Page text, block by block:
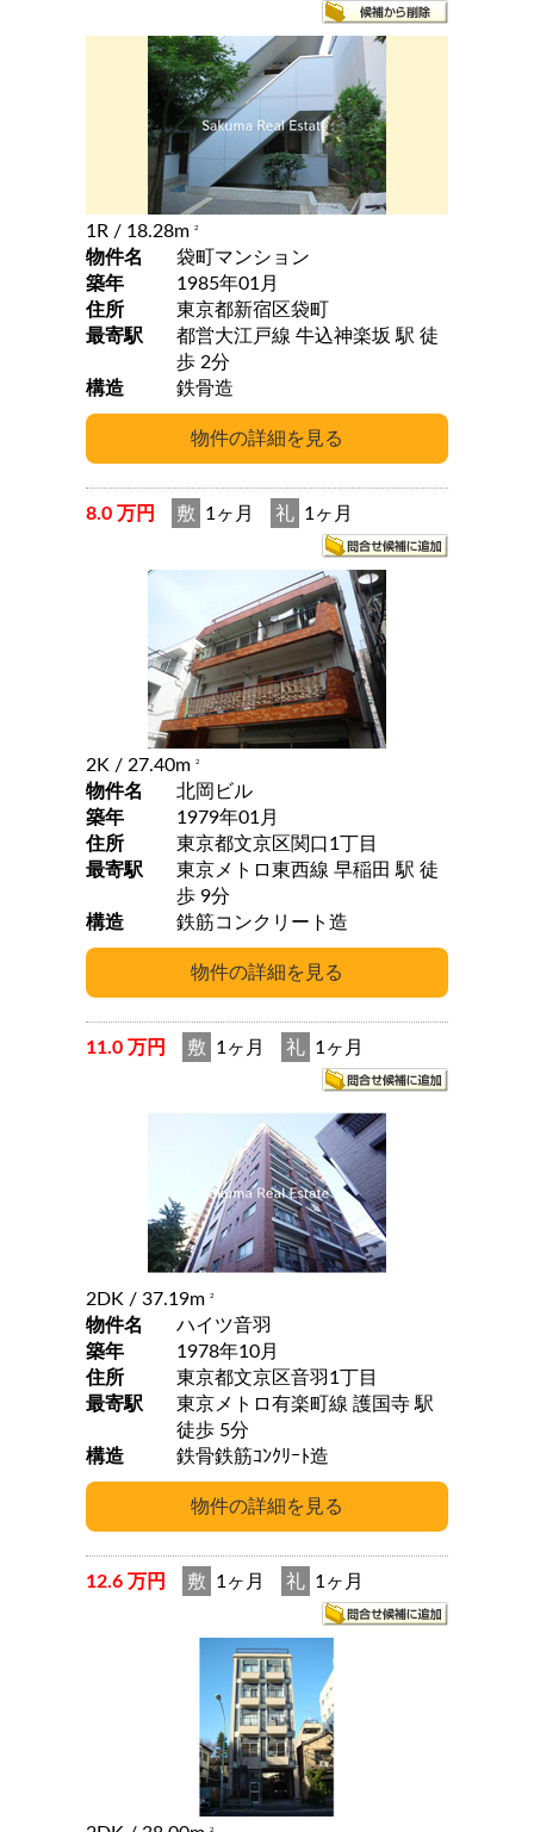
1R / 18.28m 2
物件名
袋町マンション
築年
1985年01月
住所
東京都新宿区袋町
最寄駅
都営大江戸線 牛込神楽坂 駅 徒
歩 2分
構造
鉄骨造
8.0 万円 敷 1ヶ月 礼 1ヶ月
2K / 27.40m 2
物件名
北岡ビル
築年
1979年01月
住所
東京都文京区関口1丁目
最寄駅
東京メトロ東西線 早稲田 駅 徒
歩 9分
構造
鉄筋コンクリート造
11.0 万円 敷 1ヶ月 礼 1ヶ月
2DK / 37.19m 2
物件名
ハイツ音羽
築年
1978年10月
住所
東京都文京区音羽1丁目
最寄駅
東京メトロ有楽町線 護国寺 駅
徒歩 5分
構造
鉄骨鉄筋ｺﾝｸﾘｰﾄ造
12.6 万円 敷 1ヶ月 礼 1ヶ月
2